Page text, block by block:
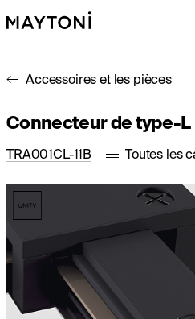
Accessoires et les pièces
Connecteur de type-L
TRA001CL-11B Toutes les